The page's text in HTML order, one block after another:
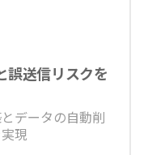
誤送信リスクを
データの自動削
現